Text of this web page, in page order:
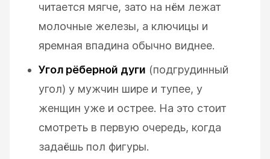
читается мягче, зато на нём лежат
молочные железы, а ключицы и
яремная впадина обычно виднее.
Угол рёберной дуги (подгрудинный
угол) у мужчин шире и тупее, у
женщин уже и острее. На это стоит
смотреть в первую очередь, когда
задаёшь пол фигуры.